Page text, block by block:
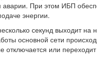
аварии. При этом ИБП
энергии.
секунд выходит на
основной сети
отключается или